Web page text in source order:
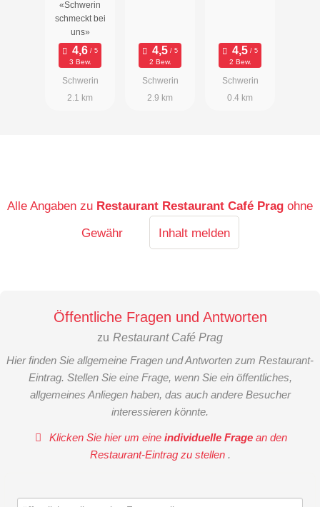
ann»
«Schwerin
schmeckt bei
uns»
3 Bew.
Schwerin
2.1 km
2 Bew.
Schwerin
2.9 km
2 Bew.
Schwerin
0.4 km
Alle Angaben zu Restaurant Restaurant Café Prag ohne
Gewähr
Inhalt melden
Öffentliche Fragen und Antworten
zu Restaurant Café Prag
Hier finden Sie allgemeine Fragen und Antworten zum Restaurant-
Eintrag. Stellen Sie eine Frage, wenn Sie ein öffentliches,
allgemeines Anliegen haben, das auch andere Besucher
interessieren könnte.
Klicken Sie hier um eineindividuelle Frage an den
Restaurant-Eintrag zu stellen .